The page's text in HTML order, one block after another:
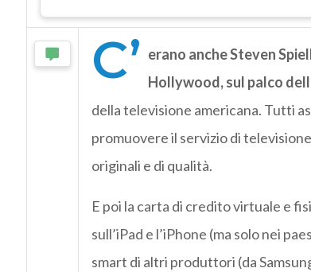
C’ erano anche Steven
Hollywood, sul palco
della televisione americana. Tutti
promuovere il servizio di
originali e di qualità.
E poi la carta di credito virtuale e
sull’iPad e l’iPhone (ma solo nei
smart di altri produttori (da